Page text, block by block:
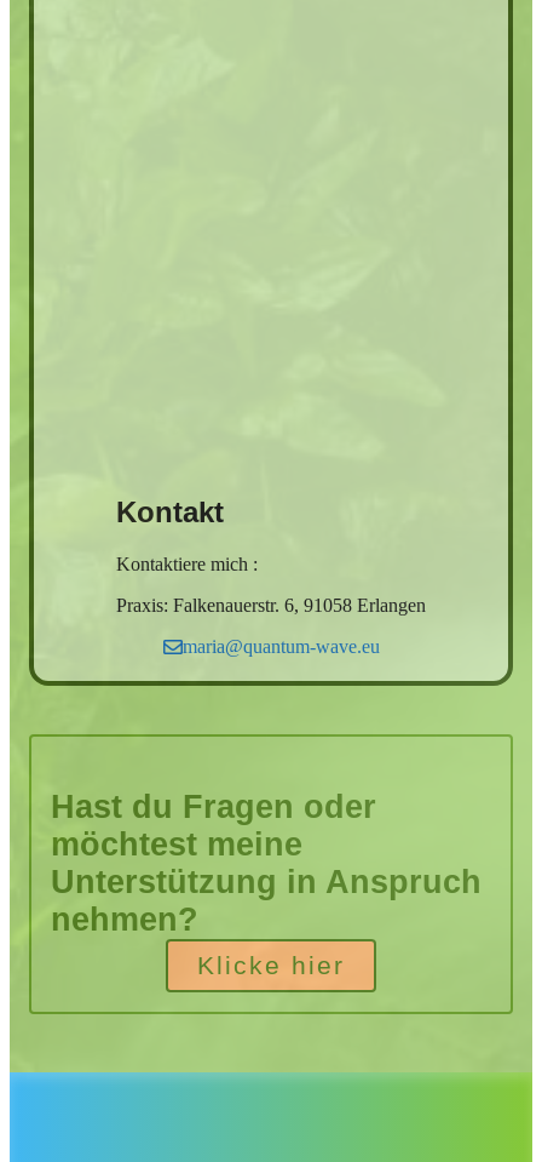
Kontakt
Kontaktiere mich :
Praxis: Falkenauerstr. 6, 91058 Erlangen
maria@quantum-wave.eu
Hast du Fragen oder
möchtest meine
Unterstützung in Anspruch
nehmen?
Klicke hier